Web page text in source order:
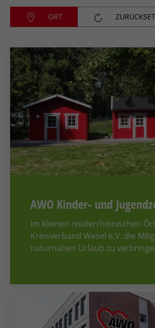
ORT
AWO Kinder- und
Im kleinen niederrheinischen
Kreisverband Wesel e.V. die
naturnahen Urlaub zu